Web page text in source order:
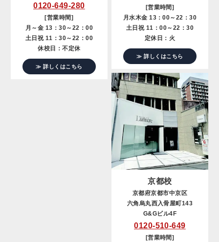
0120-649-280
[営業時間]
月～金 13：30～22：00
土日祝 11：30～22：00
休校日：不定休
≫ 詳しくはこちら
[営業時間]
月水木金 13：00～22：30
土日祝 11：00～22：30
定休日：火
≫ 詳しくはこちら
京都校
京都府京都市中京区
六角烏丸西入骨屋町143
G&Gビル4F
0120-510-649
[営業時間]